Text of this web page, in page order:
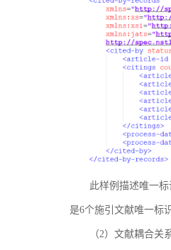
此样例描述唯一标
是6个施引文献唯一标
（2）文献耦合关